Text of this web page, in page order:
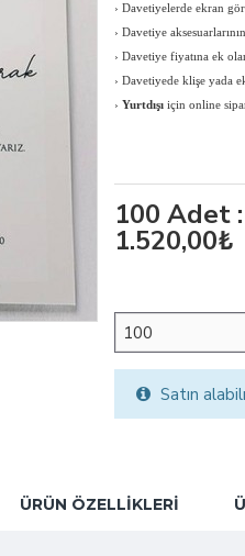
› Davetiyelerde ekran
› Davetiye
› Davetiye fiyatına ek
› Davetiyede klişe yada
› Yurtdışı için online
100 Adet :
1.520,00₺
Satın
ÜRÜN ÖZELLIKLERI